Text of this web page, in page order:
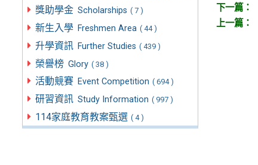
獎助學金 Scholarships ( 7 )
新生入學 Freshmen Area ( 44 )
升學資訊 Further Studies ( 439 )
榮譽榜 Glory ( 38 )
活動競賽 Event Competition ( 694 )
研習資訊 Study Information ( 997 )
114家庭教育教案甄選 ( 4 )